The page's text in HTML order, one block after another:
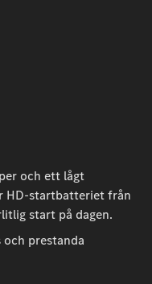
och ett lågt
HD-startbatteriet från
start på dagen.
prestanda